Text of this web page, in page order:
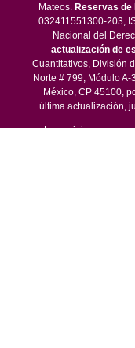
Mateos. Reservas de
032411551300-203,
Nacional del
actualización de
Cuantitativos, División
Norte # 799, Módulo
México, CP 45100,
última actualización,
Las opiniones